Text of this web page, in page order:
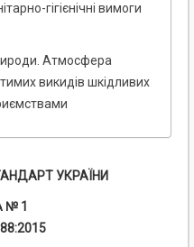
гігієнічні вимоги
Атмосфера
викидів шкідливих
УКРАЇНИ
№ 1